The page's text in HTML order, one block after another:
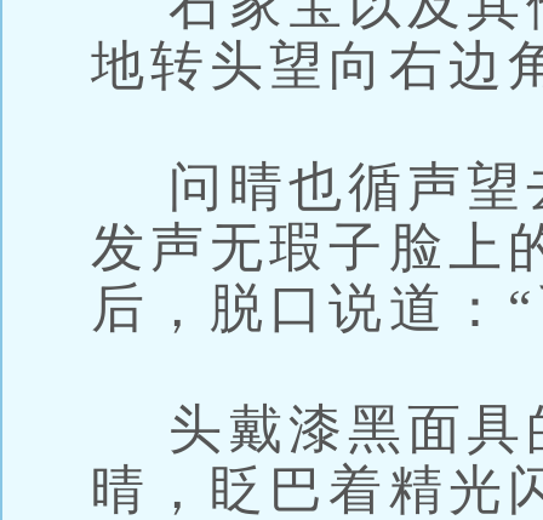
地转头望向右边
问晴也循声望
发声无瑕子脸上
后，脱口说道：
头戴漆黑面具
晴，眨巴着精光